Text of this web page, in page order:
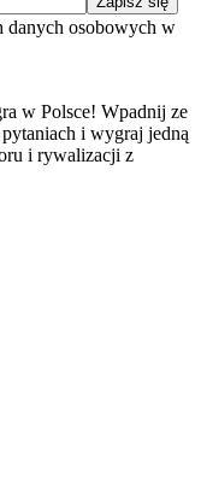
danych osobowych w
w Polsce! Wpadnij ze
i wygraj jedną
i rywalizacji z